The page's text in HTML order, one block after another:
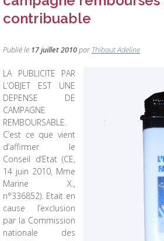
Publications
Fonctionnaire /
Particulier /
Thibaut ADELINE-
Marie-Hélène
Blog
Contact
contribuable
Publié le 17 juillet 2010par Thibaut Adeline
LA PUBLICITE PAR
L’OBJET EST UNE
DEPENSE DE
CAMPAGNE
REMBOURSABLE.
C’est ce que vient
d’affirmer le
Conseil d’Etat (CE,
14 juin 2010, Mme
Marine X.,
n°336852). Etait en
cause l’exclusion
par la Commission
nationale des